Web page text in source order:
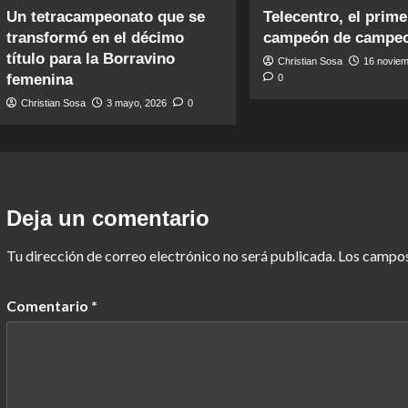
Un tetracampeonato que se
transformó en el décimo
título para la Borravino
femenina
Christian Sosa 3 mayo, 2026 0
Telecentro, el
campeón de
Christian Sosa
16
0
Deja un comentario
Tu dirección de correo electrónico no será publicada. Los
Comentario *